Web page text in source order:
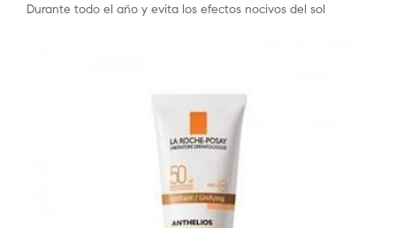
Durante todo el año y evita los efectos nocivos del sol